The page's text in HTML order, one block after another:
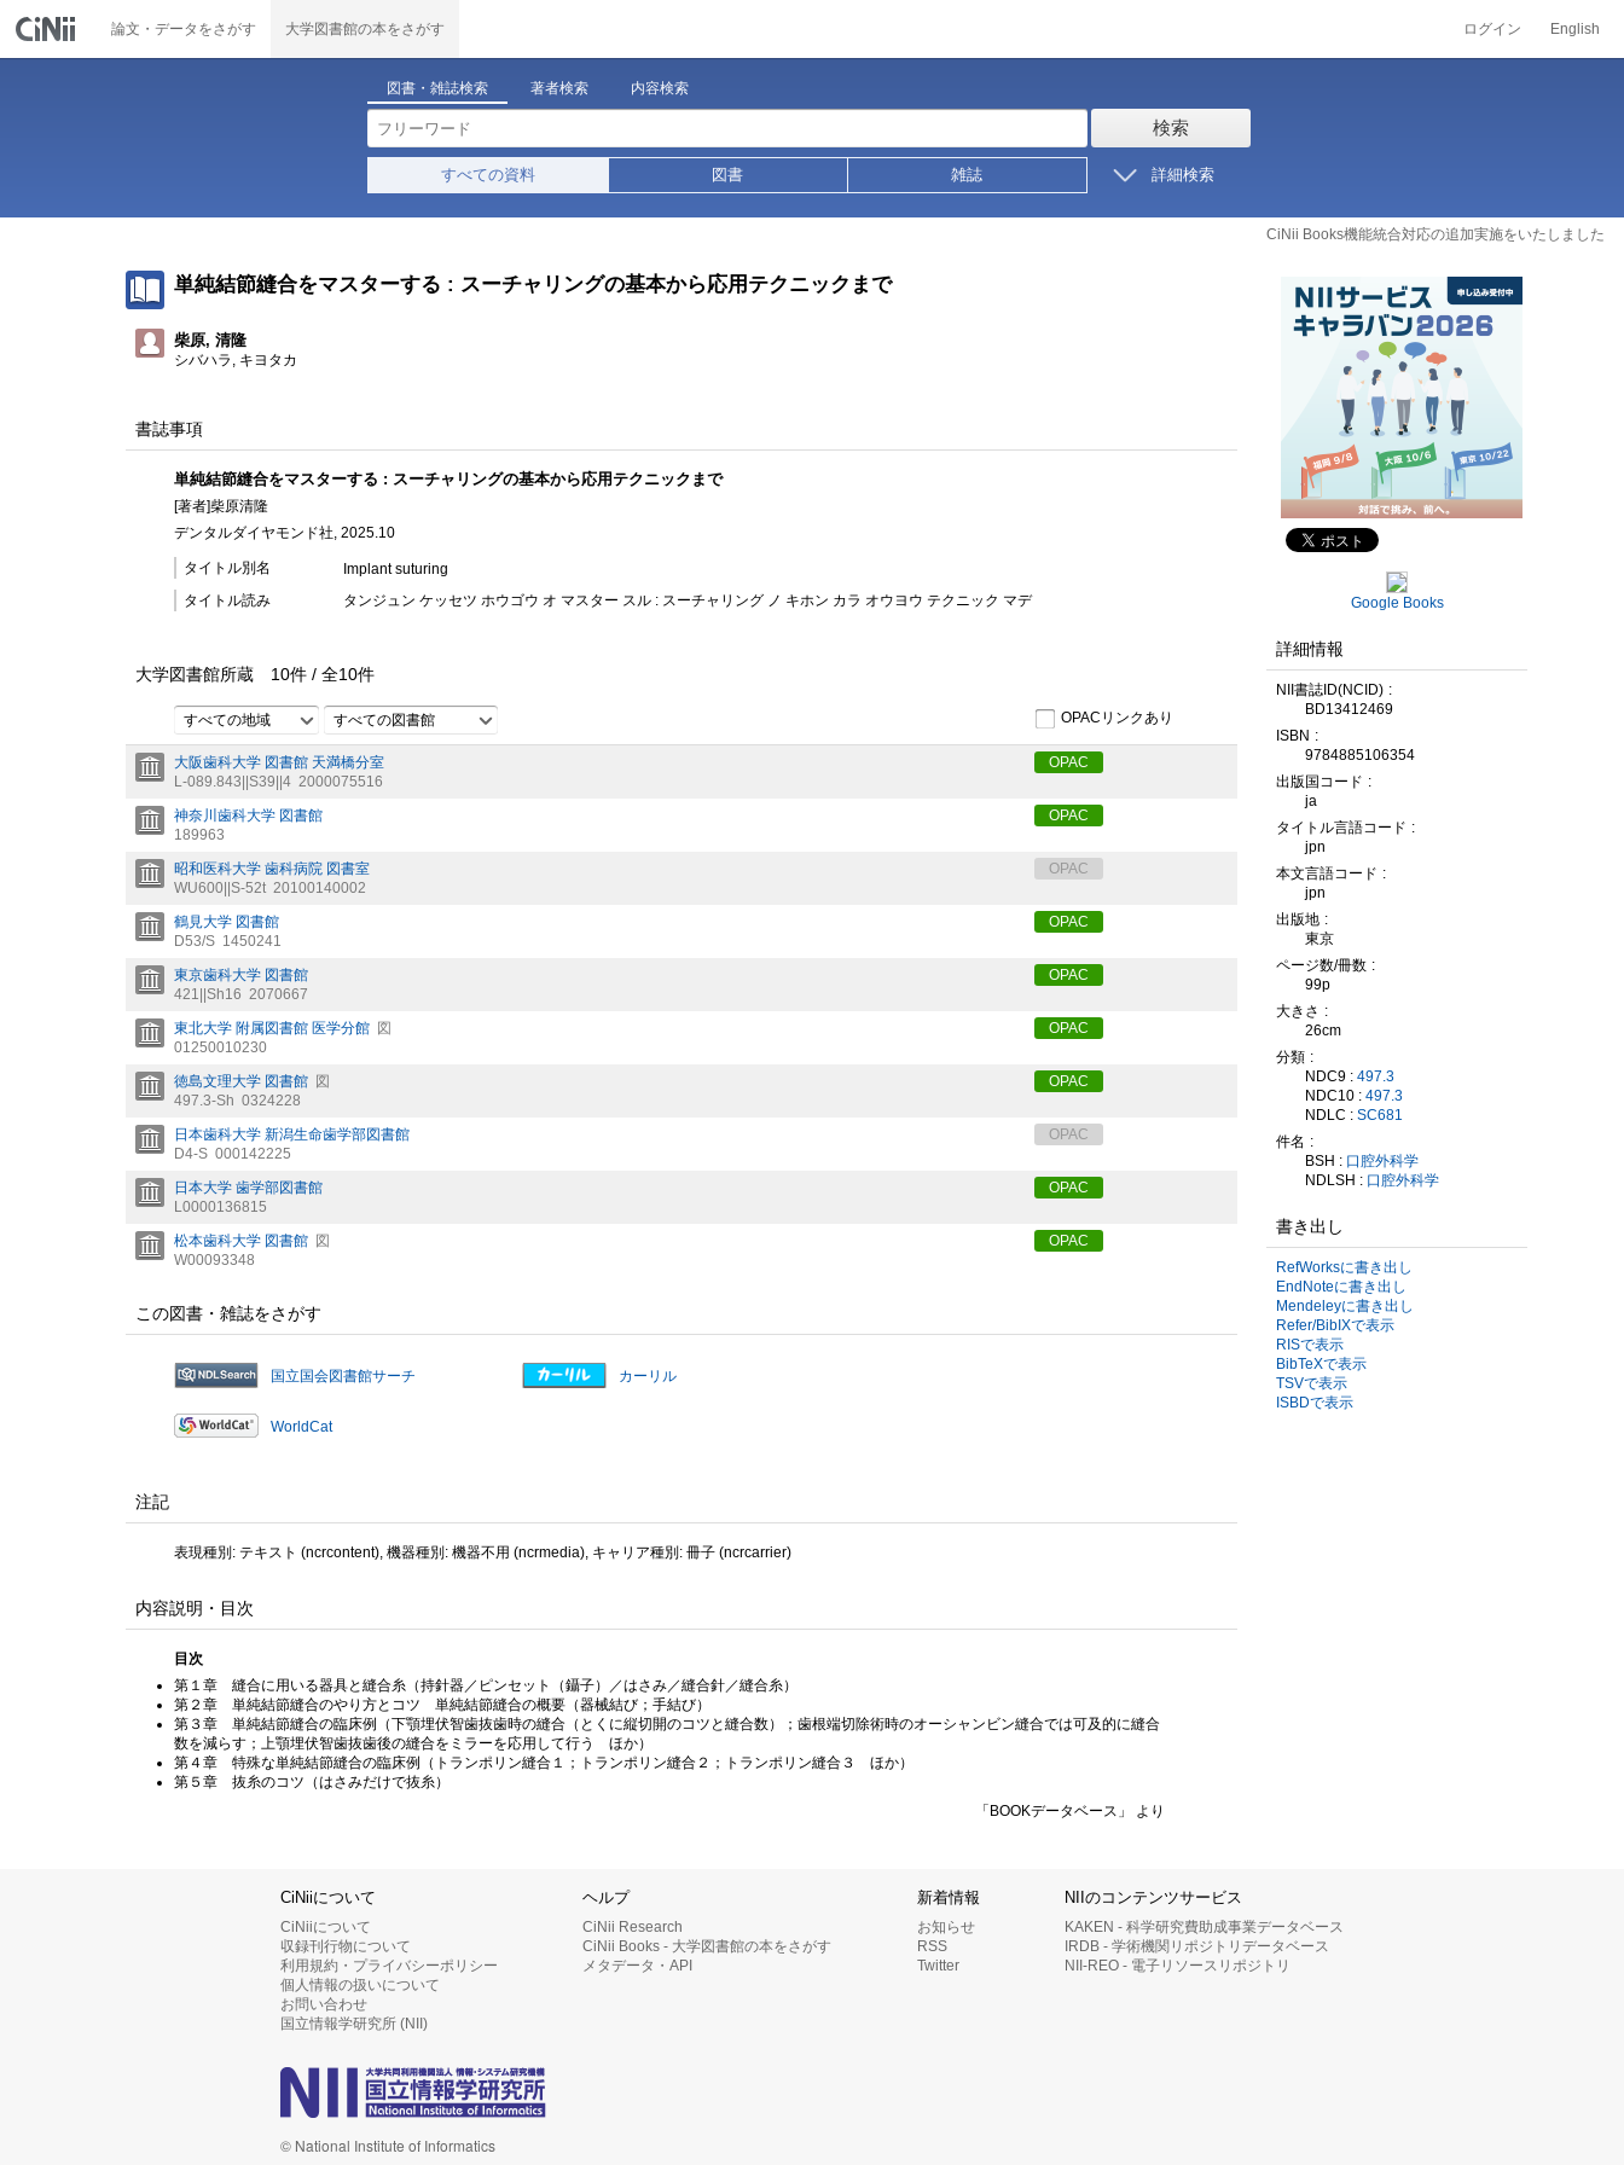
論文・データをさがす 大学図書館の本をさがす ログイン English
図書・雑誌検索 著者検索 内容検索
検索
すべての資料 図書 雑誌 詳細検索
CiNii Books機能統合対応の追加実施をいたしました
単純結節縫合をマスターする : スーチャリングの基本から応用テクニックまで
柴原, 清隆
シバハラ, キヨタカ
書誌事項
単純結節縫合をマスターする : スーチャリングの基本から応用テクニックまで
[著者]柴原清隆
デンタルダイヤモンド社, 2025.10
タイトル別名
Implant suturing
タイトル読み
タンジュン ケッセツ ホウゴウ オ マスター スル : スーチャリング ノ キホン カラ オウヨウ テクニック マデ
大学図書館所蔵 10件 / 全10件
すべての地域 すべての図書館 OPACリンクあり
大阪歯科大学 図書館 天満橋分室
L-089.843||S39||4 2000075516
OPAC
神奈川歯科大学 図書館
189963
OPAC
昭和医科大学 歯科病院 図書室
WU600||S-52t 20100140002
OPAC
鶴見大学 図書館
D53/S 1450241
OPAC
東京歯科大学 図書館
421||Sh16 2070667
OPAC
東北大学 附属図書館 医学分館 図
01250010230
OPAC
徳島文理大学 図書館 図
497.3-Sh 0324228
OPAC
日本歯科大学 新潟生命歯学部図書館
D4-S 000142225
OPAC
日本大学 歯学部図書館
L0000136815
OPAC
松本歯科大学 図書館 図
W00093348
OPAC
この図書・雑誌をさがす
国立国会図書館サーチ カーリル
WorldCat
注記
表現種別: テキスト (ncrcontent), 機器種別: 機器不用 (ncrmedia), キャリア種別: 冊子 (ncrcarrier)
内容説明・目次
目次
第１章 縫合に用いる器具と縫合糸（持針器／ピンセット（鑷子）／はさみ／縫合針／縫合糸）
第２章 単純結節縫合のやり方とコツ 単純結節縫合の概要（器械結び；手結び）
第３章 単純結節縫合の臨床例（下顎埋伏智歯抜歯時の縫合（とくに縦切開のコツと縫合数）；歯根端切除術時のオーシャンビン縫合では可及的に縫合
数を減らす；上顎埋伏智歯抜歯後の縫合をミラーを応用して行う ほか）
第４章 特殊な単純結節縫合の臨床例（トランポリン縫合１；トランポリン縫合２；トランポリン縫合３ ほか）
第５章 抜糸のコツ（はさみだけで抜糸）
「BOOKデータベース」 より
Google Books
詳細情報
NII書誌ID(NCID)
BD13412469
ISBN
9784885106354
出版国コード
ja
タイトル言語コード
jpn
本文言語コード
jpn
出版地
東京
ページ数/冊数
99p
大きさ
26cm
分類
NDC9 : 497.3
NDC10 : 497.3
NDLC : SC681
件名
BSH : 口腔外科学
NDLSH : 口腔外科学
書き出し
RefWorksに書き出し
EndNoteに書き出し
Mendeleyに書き出し
Refer/BibIXで表示
RISで表示
BibTeXで表示
TSVで表示
ISBDで表示
CiNiiについて
CiNiiについて
収録刊行物について
利用規約・プライバシーポリシー
個人情報の扱いについて
お問い合わせ
国立情報学研究所 (NII)
ヘルプ
CiNii Research
CiNii Books - 大学図書館の本をさがす
メタデータ・API
新着情報
お知らせ
RSS
Twitter
NIIのコンテンツサービス
KAKEN - 科学研究費助成事業データベース
IRDB - 学術機関リポジトリデータベース
NII-REO - 電子リソースリポジトリ
© National Institute of Informatics